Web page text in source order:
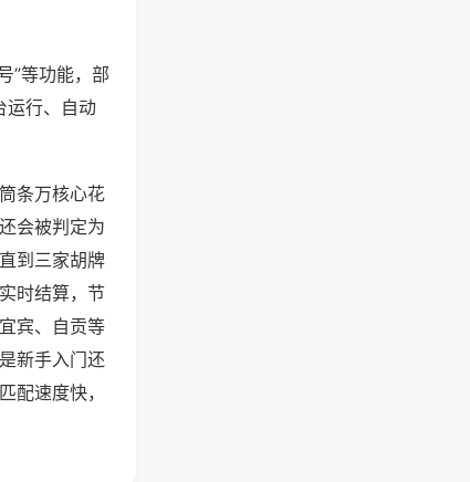
”等功能，部
运行、自动
条万核心花
会被判定为
到三家胡牌
时结算，节
宾、自贡等
新手入门还
配速度快，